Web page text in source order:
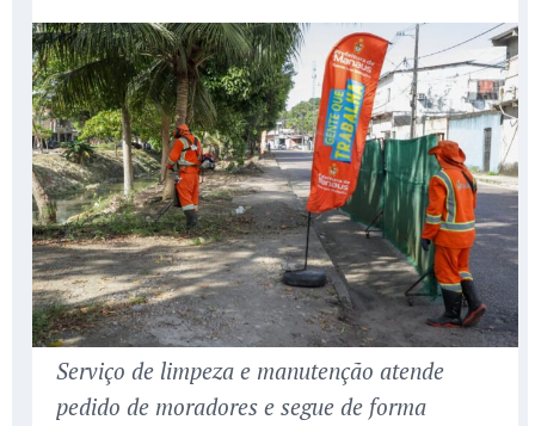
Serviço de limpeza e manutenção atende
pedido de moradores e segue de forma